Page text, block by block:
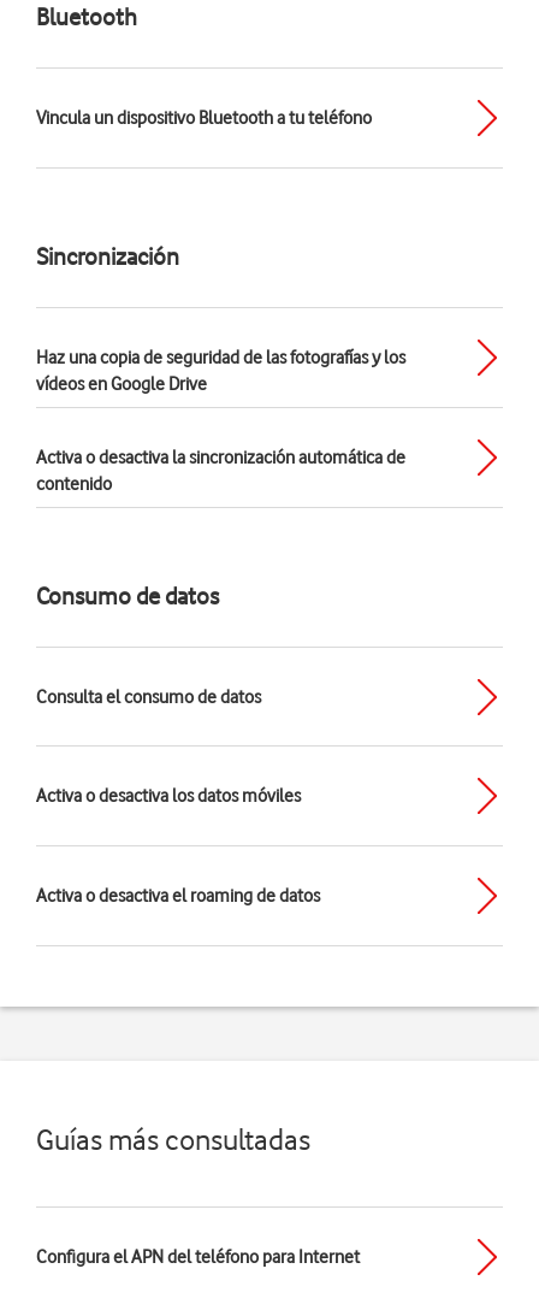
Bluetooth
Vincula un dispositivo Bluetooth a tu teléfono
Sincronización
Haz una copia de seguridad de las fotografías y los
vídeos en Google Drive
Activa o desactiva la sincronización automática de
contenido
Consumo de datos
Consulta el consumo de datos
Activa o desactiva los datos móviles
Activa o desactiva el roaming de datos
Guías más consultadas
Configura el APN del teléfono para Internet